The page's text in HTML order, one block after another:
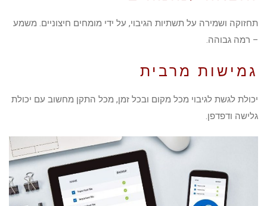
תחזוקה ושמירה על תשתיות הגיבוי, על ידי מומחים חיצוניים. משמע
– רמה גבוהה.
גמישות מרבית
יכולת לגשת לגיבוי מכל מקום ובכל זמן, מכל התקן מחשוב עם יכולת
גלישה ודפדפן.